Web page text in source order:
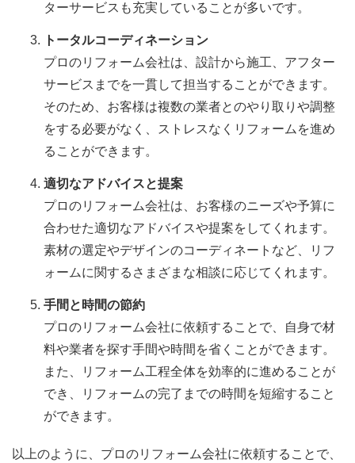
ターサービスも充実していることが多いです。
トータルコーディネーション
プロのリフォーム会社は、設計から施工、アフター
サービスまでを一貫して担当することができます。
そのため、お客様は複数の業者とのやり取りや調整
をする必要がなく、ストレスなくリフォームを進め
ることができます。
適切なアドバイスと提案
プロのリフォーム会社は、お客様のニーズや予算に
合わせた適切なアドバイスや提案をしてくれます。
素材の選定やデザインのコーディネートなど、リフ
ォームに関するさまざまな相談に応じてくれます。
手間と時間の節約
プロのリフォーム会社に依頼することで、自身で材
料や業者を探す手間や時間を省くことができます。
また、リフォーム工程全体を効率的に進めることが
でき、リフォームの完了までの時間を短縮すること
ができます。
以上のように、プロのリフォーム会社に依頼することで、